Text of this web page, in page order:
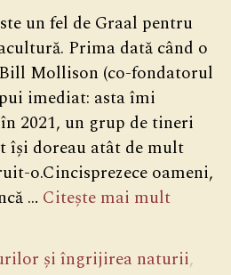
un fel de Graal pentru
Prima dată când o
Mollison (co-fondatorul
imediat: asta îmi
2021, un grup de tineri
își doreau atât de mult
o.Cincisprezece oameni,
… Citește mai mult
și îngrijirea naturii,